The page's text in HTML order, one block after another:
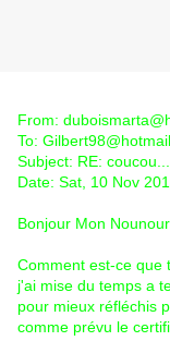
From:
To:
Subject: RE:
Date: Sat, 10 Nov
Bonjour Mon
Comment est-ce que
j'ai mise du temps a
pour mieux réfléchis
comme prévu le